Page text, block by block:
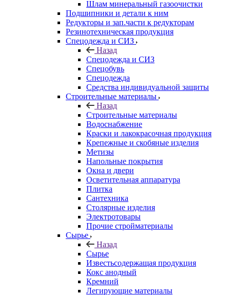
Шлам минеральный газоочистки
Подшипники и детали к ним
Редукторы и зап.части к редукторам
Резинотехническая продукция
Спецодежда и СИЗ
Назад
Спецодежда и СИЗ
Спецобувь
Спецодежда
Средства индивидуальной защиты
Строительные материалы
Назад
Строительные материалы
Водоснабжение
Краски и лакокрасочная продукция
Крепежные и скобяные изделия
Метизы
Напольные покрытия
Окна и двери
Осветительная аппаратура
Плитка
Сантехника
Столярные изделия
Электротовары
Прочие стройматериалы
Сырье
Назад
Сырье
Известьсодержащая продукция
Кокс анодный
Кремний
Легирующие материалы